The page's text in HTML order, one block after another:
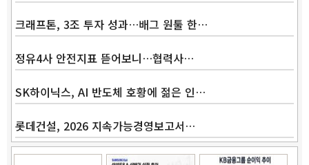
크래프톤, 3조 투자 성과…배그 원툴 한…
정유4사 안전지표 뜯어보니…협력사…
SK하이닉스, AI 반도체 호황에 젊은 인…
롯데건설, 2026 지속가능경영보고서…